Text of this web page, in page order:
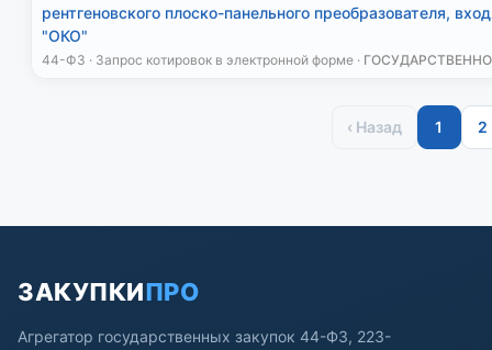
рентгеновского плоско-панельного преобразователя,
"ОКО"
44-ФЗ · Запрос котировок в электронной форме ·
‹ Назад 1 2
ЗАКУПКИПРО
Агрегатор государственных закупок 44-ФЗ, 223-